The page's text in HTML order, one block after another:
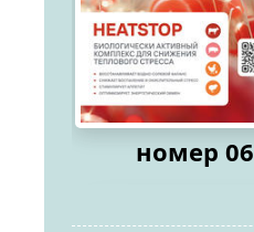
номер 06